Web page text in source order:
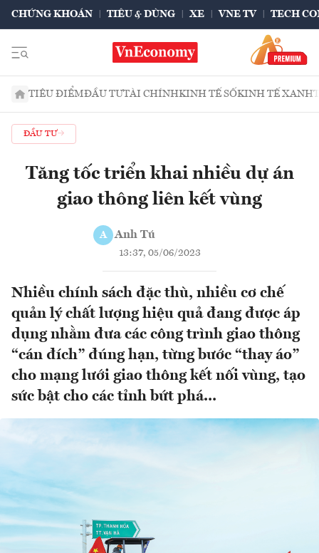
CHỨNG KHOÁN TIÊU & DÙNG XE VNE TV TECH
TIÊU ĐIỂMĐẦU TƯTÀI CHÍNHKINH TẾ SỐKINH TẾ XANH
ĐẦU TƯ
Tăng tốc triển khai nhiều dự án
giao thông liên kết vùng
A Anh Tú
13:37, 05/06/2023
Nhiều chính sách đặc thù, nhiều cơ chế
quản lý chất lượng hiệu quả đang được áp
dụng nhằm đưa các công trình giao thông
“cán đích” đúng hạn, từng bước “thay áo”
cho mạng lưới giao thông kết nối vùng, tạo
sức bật cho các tỉnh bứt phá...